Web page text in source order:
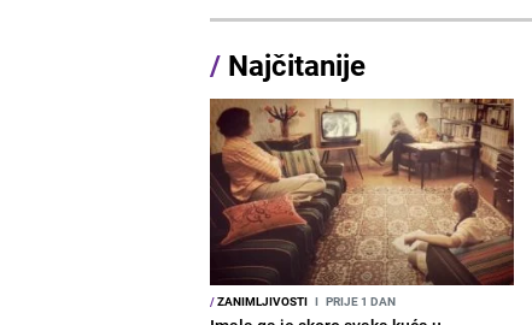
/ Najčitanije
/ZANIMLJIVOSTI I PRIJE 1 DAN